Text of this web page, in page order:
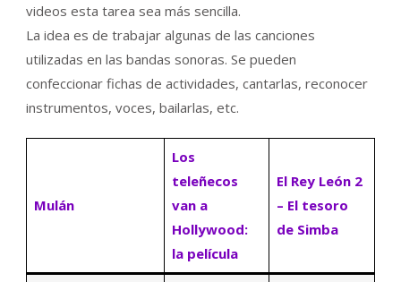
videos esta tarea sea más sencilla.
La idea es de trabajar algunas de las canciones
utilizadas en las bandas sonoras. Se pueden
confeccionar fichas de actividades, cantarlas, reconocer
instrumentos, voces, bailarlas, etc.
Mulán
Los
teleñecos
van a
Hollywood:
la película
El Rey León 2
– El tesoro
de Simba